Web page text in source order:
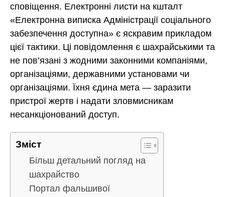
сповіщення. Електронні листи на кшталт
«Електронна виписка Адміністрації соціального
забезпечення доступна» є яскравим прикладом
цієї тактики. Ці повідомлення є шахрайськими та
не пов’язані з жодними законними компаніями,
організаціями, державними установами чи
організаціями. Їхня єдина мета — заразити
пристрої жертв і надати зловмисникам
несанкціонований доступ.
Зміст
Більш детальний погляд на
шахрайство
Портал фальшивої